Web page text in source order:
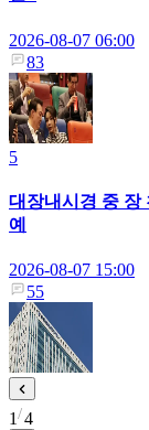
2026-08-07 06:00
83
5
대장내시경 중 장
예
2026-08-07 15:00
55
1 4